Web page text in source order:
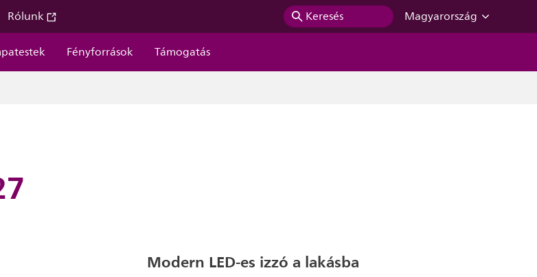
Rólunk Keresés
Magyarország
Fényforrások Támogatás
Modern LED-es izzó a lakásba